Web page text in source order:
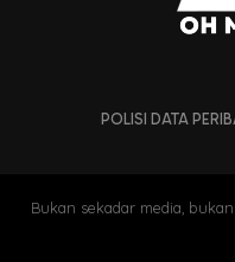
POLISI DATA
Bukan sekadar media,